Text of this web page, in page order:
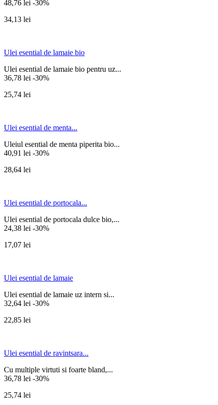
48,76 lei -30%
34,13 lei
Ulei esential de lamaie bio
Ulei esential de lamaie bio pentru uz...
36,78 lei -30%
25,74 lei
Ulei esential de menta...
Uleiul esential de menta piperita bio...
40,91 lei -30%
28,64 lei
Ulei esential de portocala...
Ulei esential de portocala dulce bio,...
24,38 lei -30%
17,07 lei
Ulei esential de lamaie
Ulei esential de lamaie uz intern si...
32,64 lei -30%
22,85 lei
Ulei esential de ravintsara...
Cu multiple virtuti si foarte bland,...
36,78 lei -30%
25,74 lei